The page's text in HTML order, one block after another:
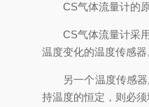
CS气体流量计的原
CS气体流量计采用
温度变化的温度传感
另一个温度传感器用
持温度的恒定，则必